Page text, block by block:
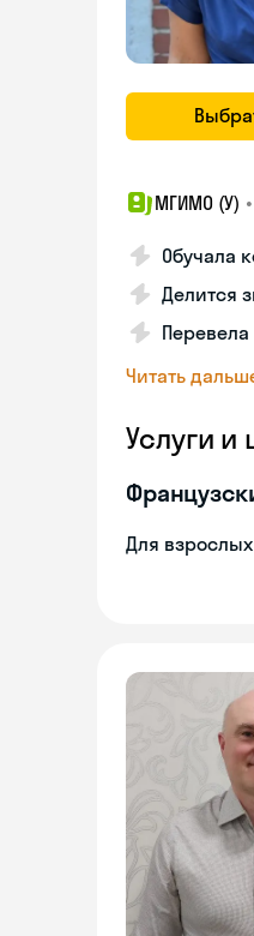
МГИМО (У) •
Обучала
Делится
Читать
Услуги и
Для